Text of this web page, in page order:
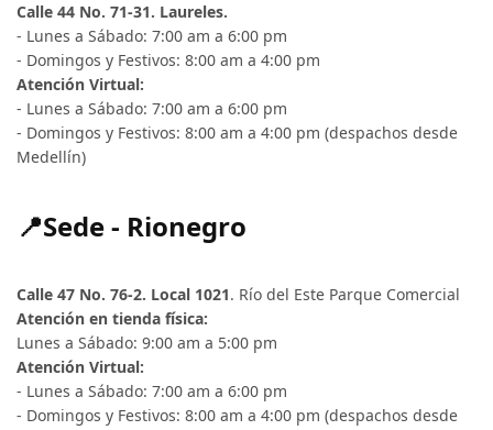
Calle 44 No. 71-31. Laureles.
- Lunes a Sábado: 7:00 am a 6:00 pm
- Domingos y Festivos: 8:00 am a 4:00 pm
Atención Virtual:
- Lunes a Sábado: 7:00 am a 6:00 pm
- Domingos y Festivos: 8:00 am a 4:00 pm (despachos desde
Medellín)
📍Sede - Rionegro
Calle 47 No. 76-2. Local 1021. Río del Este Parque Comercial
Atención en tienda física:
Lunes a Sábado: 9:00 am a 5:00 pm
Atención Virtual:
- Lunes a Sábado: 7:00 am a 6:00 pm
- Domingos y Festivos: 8:00 am a 4:00 pm (despachos desde